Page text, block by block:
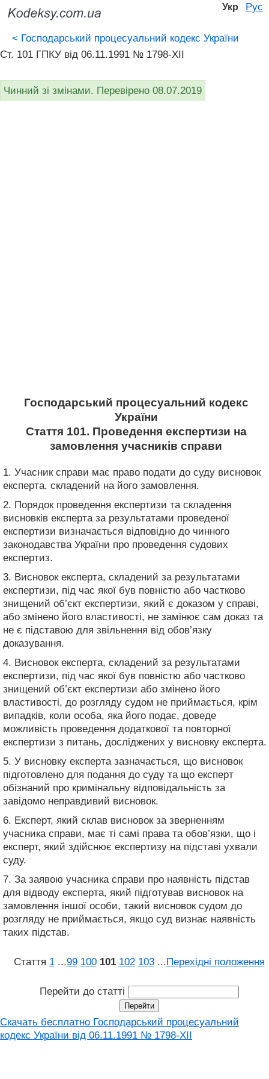
Укр Рус
< Господарський процесуальний кодекс України
Ст. 101 ГПКУ від 06.11.1991 № 1798-XII
Чинний зі змінами. Перевірено 08.07.2019
Господарський процесуальний кодекс
України
Стаття 101. Проведення експертизи на
замовлення учасників справи
1. Учасник справи має право подати до суду висновок
експерта, складений на його замовлення.
2. Порядок проведення експертизи та складення
висновків експерта за результатами проведеної
експертизи визначається відповідно до чинного
законодавства України про проведення судових
експертиз.
3. Висновок експерта, складений за результатами
експертизи, під час якої був повністю або частково
знищений об’єкт експертизи, який є доказом у справі,
або змінено його властивості, не замінює сам доказ та
не є підставою для звільнення від обов’язку
доказування.
4. Висновок експерта, складений за результатами
експертизи, під час якої був повністю або частково
знищений об’єкт експертизи або змінено його
властивості, до розгляду судом не приймається, крім
випадків, коли особа, яка його подає, доведе
можливість проведення додаткової та повторної
експертизи з питань, досліджених у висновку експерта.
5. У висновку експерта зазначається, що висновок
підготовлено для подання до суду та що експерт
обізнаний про кримінальну відповідальність за
завідомо неправдивий висновок.
6. Експерт, який склав висновок за зверненням
учасника справи, має ті самі права та обов’язки, що і
експерт, який здійснює експертизу на підставі ухвали
суду.
7. За заявою учасника справи про наявність підстав
для відводу експерта, який підготував висновок на
замовлення іншої особи, такий висновок судом до
розгляду не приймається, якщо суд визнає наявність
таких підстав.
Стаття 1 ...99 100 101 102 103 ...Перехідні положення
Перейти до статті
Скачать бесплатно Господарський процесуальний
кодекс України від 06.11.1991 № 1798-XII